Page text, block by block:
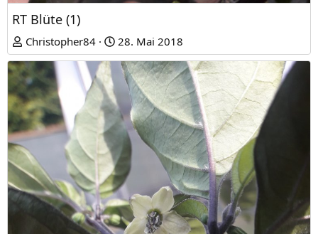
RT Blüte (1)
Christopher84 28. Mai 2018